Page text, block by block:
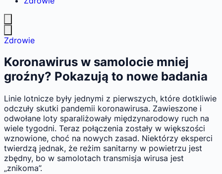
Zdrowie
Koronawirus w samolocie mniej
groźny? Pokazują to nowe badania
Linie lotnicze były jednymi z pierwszych, które dotkliwie
odczuły skutki pandemii koronawirusa. Zawieszone i
odwołane loty sparaliżowały międzynarodowy ruch na
wiele tygodni. Teraz połączenia zostały w większości
wznowione, choć na nowych zasad. Niektórzy eksperci
twierdzą jednak, że reżim sanitarny w powietrzu jest
zbędny, bo w samolotach transmisja wirusa jest
„znikoma”.